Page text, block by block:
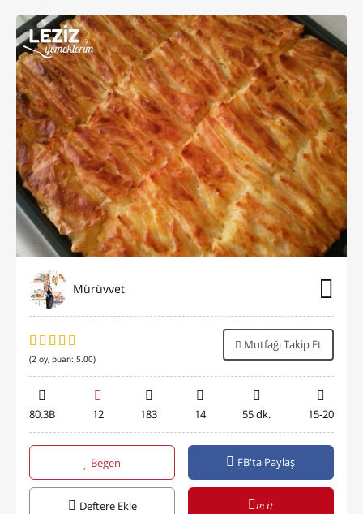
Mürüvvet
(2 oy, puan: 5.00)
Mutfağı Takip Et
80.3B 12 183 14 55 dk. 15-20
Beğen FB'ta Paylaş
Deftere Ekle in it